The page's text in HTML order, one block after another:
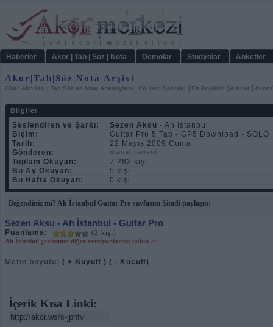
Haberler Akor | Tab | Söz | Nota Demolar Stüdyolar Anketler
Akor|Tab|Söz|Nota Arşivi
Gitar Akorları | Tab,Söz ve Nota Anasayfası En Yeni Şarkılar En Popüler Şarkılar Akor
Bilgiler
Seslendiren ve Şarkı: Sezen Aksu - Ah İstanbul
Biçim:
Guitar Pro 5 Tab - GP5 Download - SOLO
Tarih:
22 Mayıs 2009 Cuma
Gönderen:
masal tanesi
Toplam Okuyan:
7.282 kişi
Bu Ay Okuyan:
5 kişi
Bu Hafta Okuyan:
0 kişi
Beğendiniz mi? Ah İstanbul Guitar Pro sayfasını Şimdi paylaşın:
Sezen Aksu - Ah İstanbul - Guitar Pro
Puanlama:
(2 kişi)
Ah İstanbul şarkısının diğer versiyonlarına bakın >>
Metin boyutu: ( + Büyült ) ( - Küçült)
İçerik Kısa Linki: